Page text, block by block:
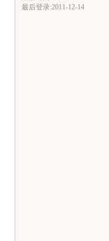
最后登录:2011-12-14